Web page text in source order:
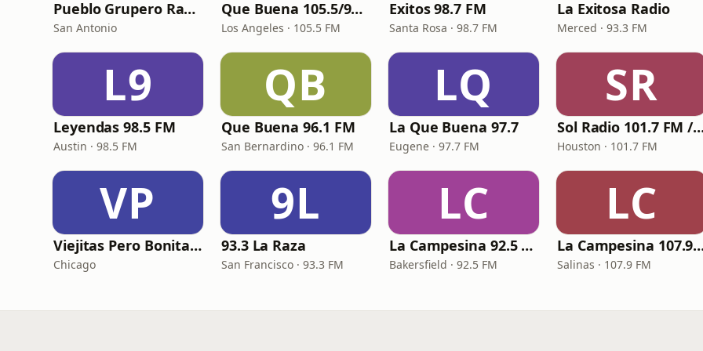
Pueblo Grupero Radio
San Antonio
Que Buena 105.5/94.3 FM
Los Angeles · 105.5 FM
Exitos 98.7 FM
Santa Rosa · 98.7 FM
La Exitosa Radio
Merced · 93.3 FM
L9
Leyendas 98.5 FM
Austin · 98.5 FM
QB
Que Buena 96.1 FM
San Bernardino · 96.1 FM
LQ
La Que Buena 97.7
Eugene · 97.7 FM
SR
Sol Radio 101.7
Houston · 101.7 FM
VP
Viejitas Pero Bonitas Radio
Chicago
9L
93.3 La Raza
San Francisco · 93.3 FM
LC
La Campesina 92.5 FM
Bakersfield · 92.5 FM
LC
La
Salinas · 107.9 FM